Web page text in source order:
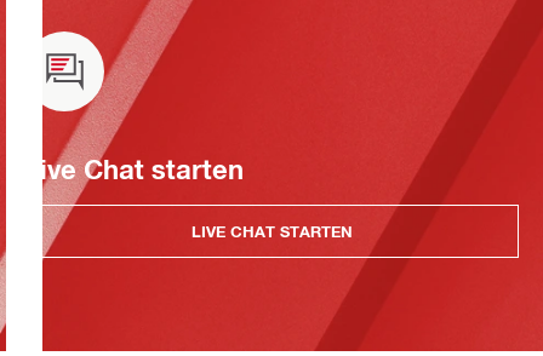
Live Chat starten
LIVE CHAT STARTEN